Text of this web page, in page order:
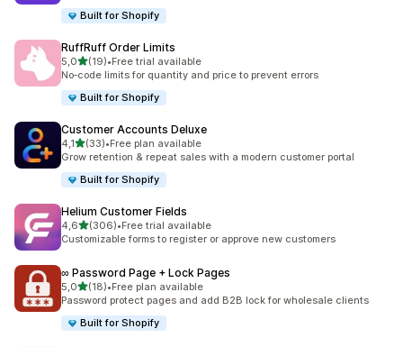
Built for Shopify
RuffRuff Order Limits
5,0na 5 gwiazdek
(19)
Łączna liczba recenzji: 19
•Free trial available
No‑code limits for quantity and price to prevent errors
Built for Shopify
Customer Accounts Deluxe
4,1na 5 gwiazdek
(33)
Łączna liczba recenzji: 33
•Free plan available
Grow retention & repeat sales with a modern customer portal
Built for Shopify
Helium Customer Fields
4,6na 5 gwiazdek
(306)
Łączna liczba recenzji: 306
•Free trial available
Customizable forms to register or approve new customers
∞ Password Page + Lock Pages
5,0na 5 gwiazdek
(18)
Łączna liczba recenzji: 18
•Free plan available
Password protect pages and add B2B lock for wholesale clients
Built for Shopify